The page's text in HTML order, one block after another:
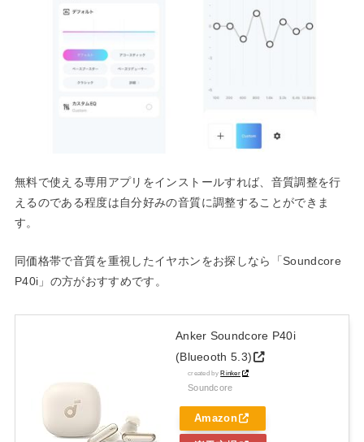
無料で使える専用アプリをインストールすれば、音質調整を行
えるのである程度は自分好みの音質に調整することができま
す。
同価格帯で音質を重視したイヤホンをお探しなら「Soundcore
P40i」の方がおすすめです。
Anker Soundcore P40i
(Blueooth 5.3)
created byRinker
Soundcore
Amazon